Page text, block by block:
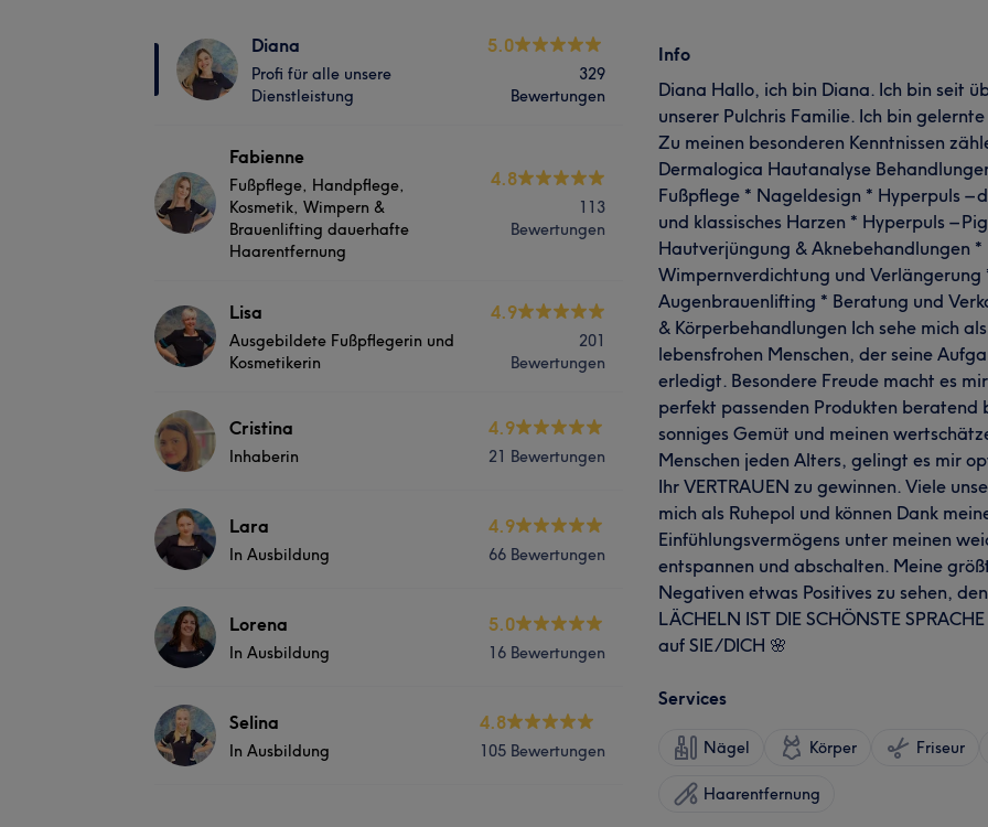
Diana
Profi für alle unsere
Dienstleistung
5.0
329
Bewertungen
Fabienne
Fußpflege, Handpflege,
Kosmetik, Wimpern &
Brauenlifting dauerhafte
Haarentfernung
4.8
113
Bewertungen
Lisa
Ausgebildete Fußpflegerin und
Kosmetikerin
4.9
201
Bewertungen
Cristina
Inhaberin
4.9
21 Bewertungen
Lara
In Ausbildung
4.9
66 Bewertungen
Lorena
In Ausbildung
5.0
16 Bewertungen
Selina
In Ausbildung
4.8
105 Bewertungen
Info
Diana Hallo, ich bin Diana. Ich bin seit
unserer Pulchris Familie. Ich bin
Zu meinen besonderen Kenntnissen
Dermalogica Hautanalyse
Fußpflege * Nageldesign * Hyperpuls –
und klassisches Harzen * Hyperpuls –
Hautverjüngung & Aknebehandlungen *
Wimpernverdichtung und
Augenbrauenlifting * Beratung und
& Körperbehandlungen Ich sehe mich
lebensfrohen Menschen, der seine
erledigt. Besondere Freude macht es
perfekt passenden Produkten beratend
sonniges Gemüt und meinen
Menschen jeden Alters, gelingt es mir
Ihr VERTRAUEN zu gewinnen. Viele
mich als Ruhepol und können Dank
Einfühlungsvermögens unter meinen
entspannen und abschalten. Meine
Negativen etwas Positives zu sehen,
LÄCHELN IST DIE SCHÖNSTE
auf SIE/DICH 🌸
Services
Nägel Körper Friseur
Haarentfernung